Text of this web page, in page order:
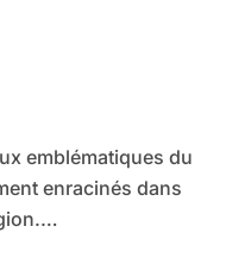
enracinés dans